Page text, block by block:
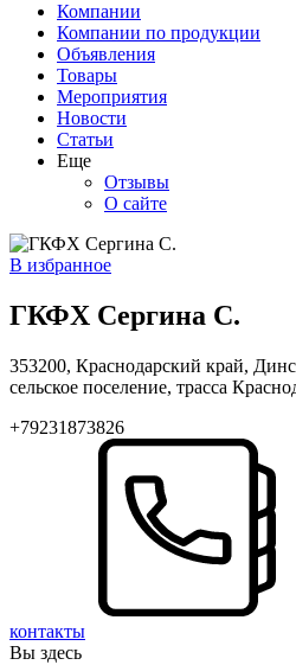
Компании
Компании по продукции
Объявления
Товары
Мероприятия
Новости
Статьи
Еще
Отзывы
О сайте
В избранное
ГКФХ Сергина С.
353200, Краснодарский край,
сельское поселение, трасса
+79231873826
контакты
Вы здесь